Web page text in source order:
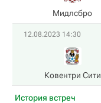
Мидлсбро
12.08.2023 14:30
Ковентри Сити
История встреч